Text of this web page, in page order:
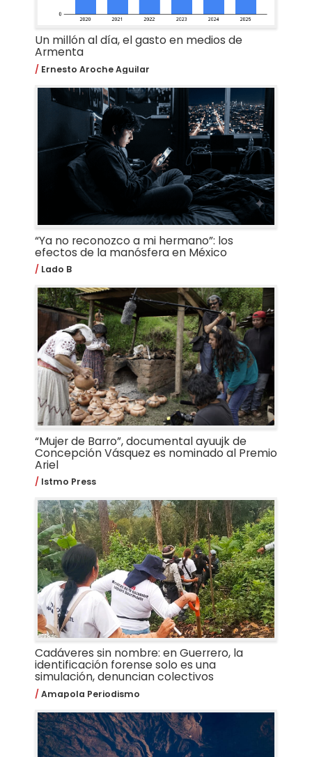
Un millón al día, el gasto en medios de
Armenta
Ernesto Aroche Aguilar
“Ya no reconozco a mi hermano”: los
efectos de la manósfera en México
Lado B
“Mujer de Barro”, documental ayuujk de
Concepción Vásquez es nominado al Premio
Ariel
Istmo Press
Cadáveres sin nombre: en Guerrero, la
identificación forense solo es una
simulación, denuncian colectivos
Amapola Periodismo